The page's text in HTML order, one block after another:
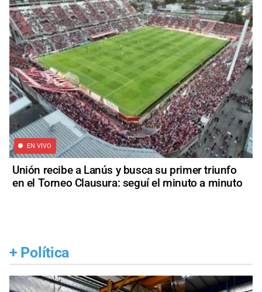
EN VIVO
Unión recibe a Lanús y busca su primer triunfo
en el Torneo Clausura: seguí el minuto a minuto
+ Política